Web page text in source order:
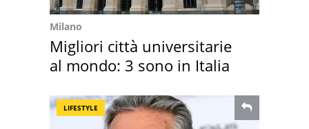
Milano
Migliori città universitarie
al mondo: 3 sono in Italia
LIFESTYLE